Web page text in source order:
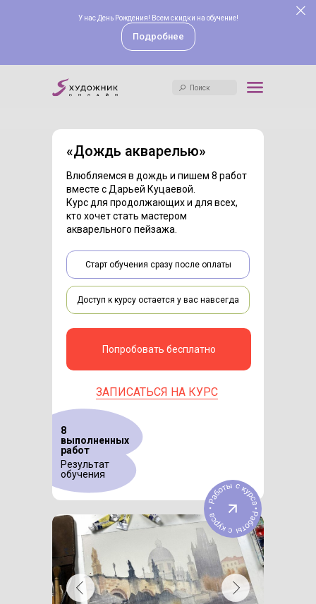
У нас День Рождения! Всем скидки на обучение!
Подробнее
Поиск
Поиск
«Дождь акварелью»
Влюбляемся в дождь и пишем 8 работ
вместе с Дарьей Куцаевой.
Курс для продолжающих и для всех,
кто хочет стать мастером
акварельного пейзажа.
Попробовать бесплатно
ЗАПИСАТЬСЯ НА КУРС
Доступ к курсу остается у вас навсегда
Результат
обучения
Старт обучения сразу после оплаты
8
выполненных
работ